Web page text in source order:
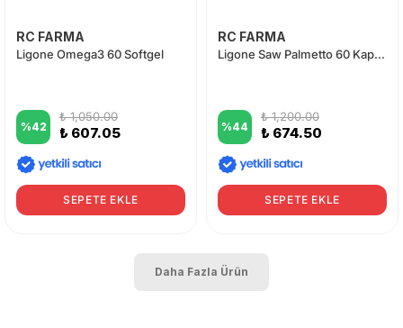
RC FARMA
Ligone Omega3 60 Softgel
%42
₺ 1,050.00
₺ 607.05
SEPETE EKLE
RC FARMA
Ligone Saw Palmetto 60 Kapsül
%44
₺ 1,200.00
₺ 674.50
SEPETE EKLE
Daha Fazla Ürün